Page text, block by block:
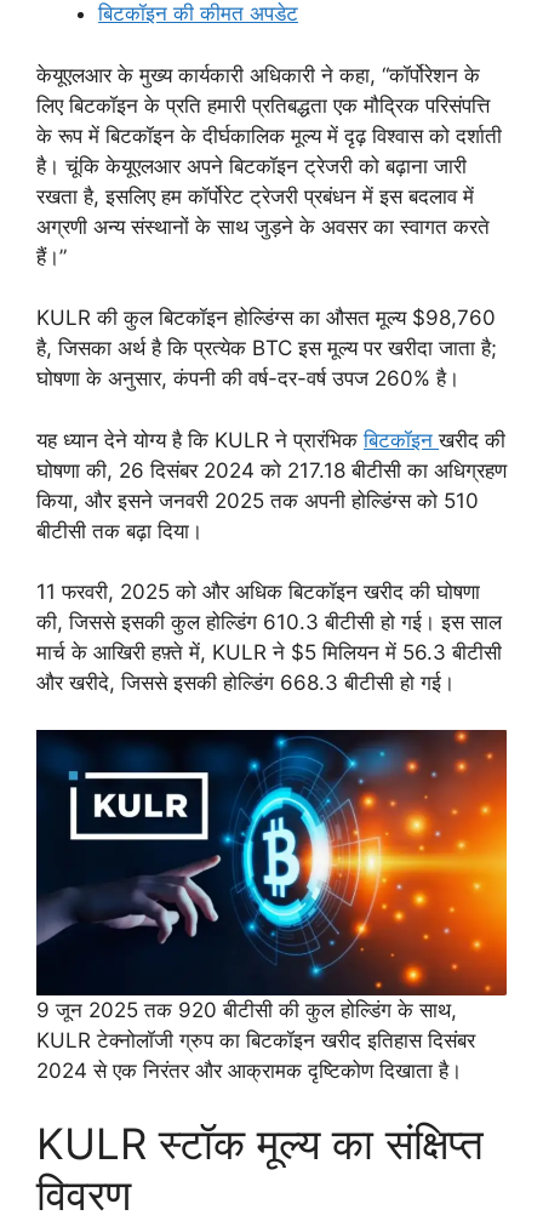
बिटकॉइन की कीमत अपडेट
केयूएलआर के मुख्य कार्यकारी अधिकारी ने कहा, “कॉर्पोरेशन के
लिए बिटकॉइन के प्रति हमारी प्रतिबद्धता एक मौद्रिक परिसंपत्ति
के रूप में बिटकॉइन के दीर्घकालिक मूल्य में दृढ़ विश्वास को दर्शाती
है। चूंकि केयूएलआर अपने बिटकॉइन ट्रेजरी को बढ़ाना जारी
रखता है, इसलिए हम कॉर्पोरेट ट्रेजरी प्रबंधन में इस बदलाव में
अग्रणी अन्य संस्थानों के साथ जुड़ने के अवसर का स्वागत करते
हैं।”
KULR की कुल बिटकॉइन होल्डिंग्स का औसत मूल्य $98,760
है, जिसका अर्थ है कि प्रत्येक BTC इस मूल्य पर खरीदा जाता है;
घोषणा के अनुसार, कंपनी की वर्ष-दर-वर्ष उपज 260% है।
यह ध्यान देने योग्य है कि KULR ने प्रारंभिकबिटकॉइनखरीद की
घोषणा की, 26 दिसंबर 2024 को 217.18 बीटीसी का अधिग्रहण
किया, और इसने जनवरी 2025 तक अपनी होल्डिंग्स को 510
बीटीसी तक बढ़ा दिया।
11 फरवरी, 2025 को और अधिक बिटकॉइन खरीद की घोषणा
की, जिससे इसकी कुल होल्डिंग 610.3 बीटीसी हो गई। इस साल
मार्च के आखिरी हफ़्ते में, KULR ने $5 मिलियन में 56.3 बीटीसी
और खरीदे, जिससे इसकी होल्डिंग 668.3 बीटीसी हो गई।
9 जून 2025 तक 920 बीटीसी की कुल होल्डिंग के साथ,
KULR टेक्नोलॉजी ग्रुप का बिटकॉइन खरीद इतिहास दिसंबर
2024 से एक निरंतर और आक्रामक दृष्टिकोण दिखाता है।
KULR स्टॉक मूल्य का संक्षिप्त
विवरण